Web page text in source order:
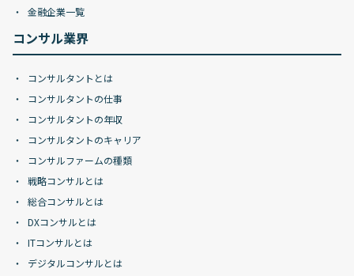
金融企業一覧
コンサル業界
コンサルタントとは
コンサルタントの仕事
コンサルタントの年収
コンサルタントのキャリア
コンサルファームの種類
戦略コンサルとは
総合コンサルとは
DXコンサルとは
ITコンサルとは
デジタルコンサルとは